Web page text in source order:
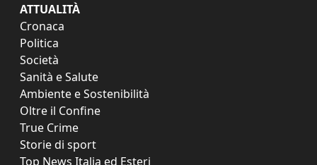
ATTUALITÀ
Cronaca
Politica
Società
Sanità e Salute
Ambiente e Sostenibilità
Oltre il Confine
True Crime
Storie di sport
Top News Italia ed Esteri